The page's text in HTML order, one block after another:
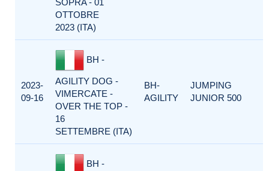
SOPRA - 01
OTTOBRE
2023 (ITA)
2023-
09-16
BH -
AGILITY DOG -
VIMERCATE -
OVER THE TOP -
16
SETTEMBRE (ITA)
BH-
AGILITY
JUMPING
JUNIOR 500
BH -